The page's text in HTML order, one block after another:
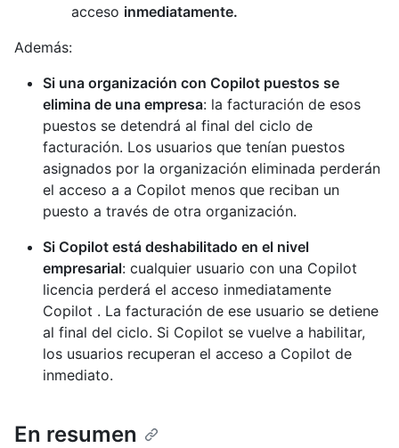
acceso inmediatamente.
Además:
Si una organización con Copilot puestos se
elimina de una empresa: la facturación de esos
puestos se detendrá al final del ciclo de
facturación. Los usuarios que tenían puestos
asignados por la organización eliminada perderán
el acceso a a Copilot menos que reciban un
puesto a través de otra organización.
Si Copilot está deshabilitado en el nivel
empresarial: cualquier usuario con una Copilot
licencia perderá el acceso inmediatamente
Copilot . La facturación de ese usuario se detiene
al final del ciclo. Si Copilot se vuelve a habilitar,
los usuarios recuperan el acceso a Copilot de
inmediato.
En resumen